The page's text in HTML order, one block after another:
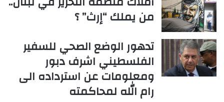
من يملك “إرث” ؟
تدهور الوضع الصحي للسفير
الفلسطيني اشرف دبور
ومعلومات عن استرداده الى
رام الله لمحاكمته